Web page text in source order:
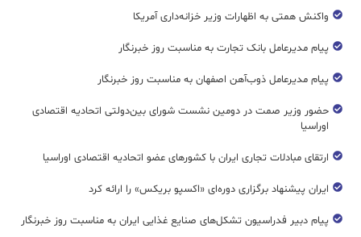
واکنش همتی به اظهارات وزیر خزانه‌داری آمریکا
پیام مدیرعامل بانک تجارت به مناسبت روز خبرنگار
پیام مدیرعامل ذوب‌آهن اصفهان به مناسبت روز خبرنگار
حضور وزیر صمت در دومین نشست شورای بین‌دولتی اتحادیه اقتصادی
اوراسیا
ارتقای مبادلات تجاری ایران با کشورهای عضو اتحادیه اقتصادی اوراسیا
ایران پیشنهاد برگزاری دوره‌ای «اکسپو بریکس» را ارائه کرد
پیام دبیر فدراسیون تشکل‌های صنایع غذایی ایران به مناسبت روز خبرنگار